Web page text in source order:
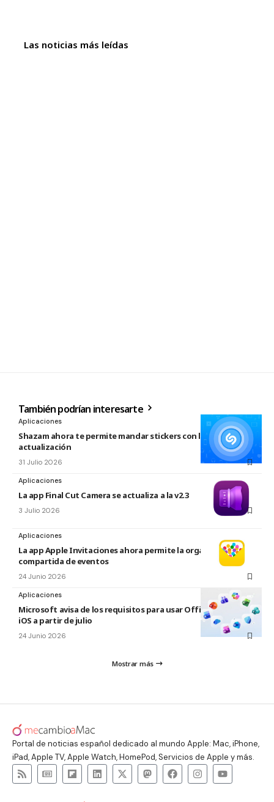
Las noticias más leídas
También podrían interesarte
Aplicaciones
Shazam ahora te permite mandar stickers con la nueva
actualización
31 Julio 2026
Aplicaciones
La app Final Cut Camera se actualiza a la v2.3
3 Julio 2026
Aplicaciones
La app Apple Invitaciones ahora permite la organización
compartida de eventos
24 Junio 2026
Aplicaciones
Microsoft avisa de los requisitos para usar Office en macOS y
iOS a partir de julio
24 Junio 2026
Mostrar más
Portal de noticias español dedicado al mundo Apple: Mac, iPhone,
iPad, Apple TV, Apple Watch, HomePod, Servicios de Apple y más.